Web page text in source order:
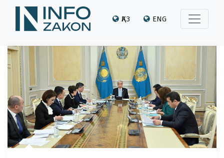
ҚАЗ ENG